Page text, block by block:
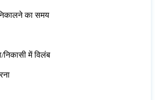
का समय
निकासी में विलंब